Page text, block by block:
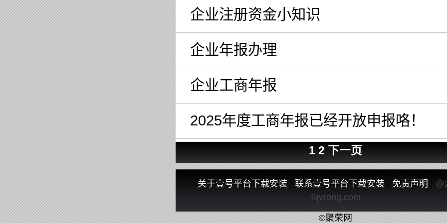
企业注册资金小知识
企业年报办理
企业工商年报
2025年度工商年报已经开放申报咯！
1 2 下一页
关于壹号平台下载安装 联系壹号平台下载安装 免责声明
©jvrong.com
©聚荣网